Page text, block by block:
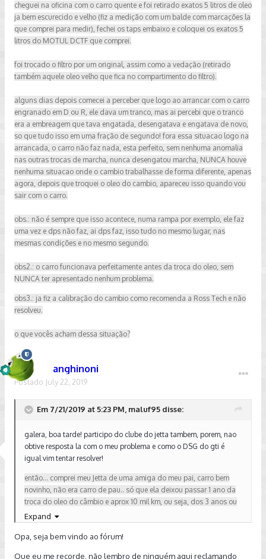
cheguei na oficina com o carro quente e foi retirado exatos 5 litros de oleo
ja bem escurecido e velho (fiz a medição com um balde com marcações la
que comprei para medir), fechei os taps embaixo e coloquei os exatos 5
litros do MOTUL DCTF que comprei.
foi trocado o filtro por um original, assim como a vedação (retirado
também aquele oleo velho que fica no compartimento do filtro).
alguns dias depois comecei a perceber que logo ao arrancar com o carro
engranado em D ou R, ele dava um tranco, mas ai percebi que o tranco
era a embreagem que tava engatada, desengatava e engatava de novo,
so que tudo isso em uma fração de segundo! fora essa situacao logo na
arrancada, o carro não faz nada, esta perfeito, sem nenhuma anomalia
nas outras trocas de marcha, nunca desengatou marcha, NUNCA houve
nenhuma situacao onde o cambio trabalhasse de forma diferente, apenas
agora, depois que troquei o oleo do cambio, apareceu isso quando vou
sair com o carro.
obs.: não é sempre que isso acontece, numa rampa por exemplo, ele faz
uma vez e dps não faz, ai dps faz, isso tudo no mesmo lugar, nas
mesmas condições e no mesmo segundo.
obs2.: o carro funcionava perfeitamente antes da troca do oleo, sem
NUNCA ter apresentado nenhum problema.
obs3.: ja fiz a calibração do cambio como recomenda a Ross Tech e não
resolveu.
o que vocês acham dessa situação?
anghinoni
Postado July 22, 2019
Em 7/21/2019 at 5:23 PM, maluf95 disse:
galera, boa tarde! participo do clube do jetta tambem, porem, nao
obtive resposta la com o meu problema e como o DSG do gti é
igual vim tentar resolver!
então... comprei meu Jetta de uma amiga do meu pai, carro bem
novinho, não era carro de pau.. só que ela deixou passar 1 ano da
troca do oleo do câmbio e aprox 10 mil km, ou seja, dos 3 anos ou
60 mil km, foi trocado com 4 anos e 70 mil km.
o Jetta é 2014, faturado no final de março/15.
Expand
Opa, seja bem vindo ao fórum!
Que eu me recorde, não lembro de ninguém aqui reclamando